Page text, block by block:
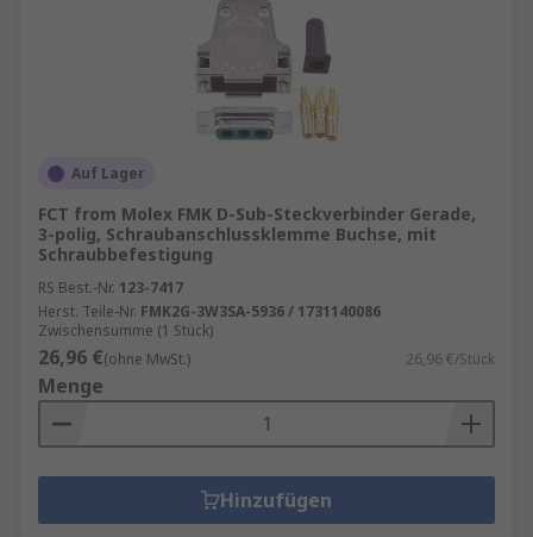
Auf Lager
FCT from Molex FMK D-Sub-Steckverbinder Gerade,
3-polig, Schraubanschlussklemme Buchse, mit
Schraubbefestigung
RS Best.-Nr. 123-7417
Herst. Teile-Nr. FMK2G-3W3SA-5936 / 1731140086
Zwischensumme (1 Stück)
26,96 €(ohne MwSt.) 26,96 €/Stück
Menge
Hinzufügen